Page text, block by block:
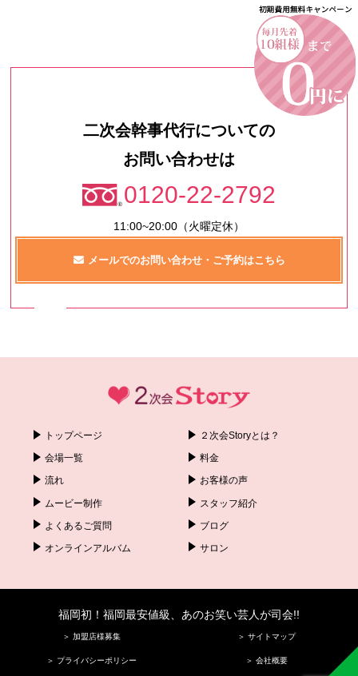
二次会幹事代行についての
お問い合わせは
0120-22-2792
11:00~20:00（火曜定休）
メールでのお問い合わせ・ご予約はこちら
トップページ ２次会Storyとは？
会場一覧 料金
流れ お客様の声
ムービー制作 スタッフ紹介
よくあるご質問 ブログ
オンラインアルバム サロン
福岡初！福岡最安値級、あのお笑い芸人が司会!!
＞ 加盟店様募集 ＞ サイトマップ
＞ プライバシーポリシー ＞ 会社概要